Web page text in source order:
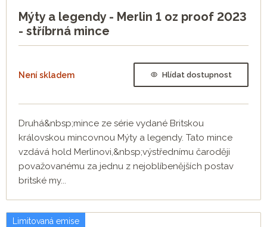
Mýty a legendy - Merlin 1 oz proof 2023
- stříbrná mince
Není skladem Hlídat dostupnost
Druhá&nbsp;mince ze série vydané Britskou
královskou mincovnou Mýty a legendy. Tato mince
vzdává hold Merlinovi,&nbsp;výstřednímu čaroději
považovanému za jednu z nejoblíbenějších postav
britské my...
Limitovaná emise